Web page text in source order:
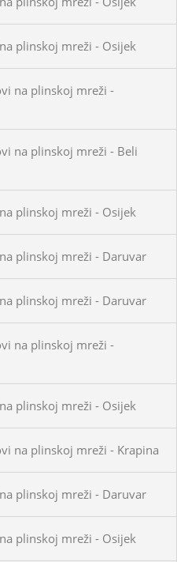
plinskoj mreži - Osijek
na plinskoj mreži -
na plinskoj mreži - Beli
plinskoj mreži - Osijek
plinskoj mreži - Daruvar
plinskoj mreži - Daruvar
na plinskoj mreži -
plinskoj mreži - Osijek
na plinskoj mreži - Krapina
plinskoj mreži - Daruvar
plinskoj mreži - Osijek